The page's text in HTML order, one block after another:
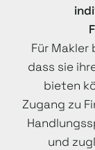
Für
dass sie
bieten
Zugang zu
und